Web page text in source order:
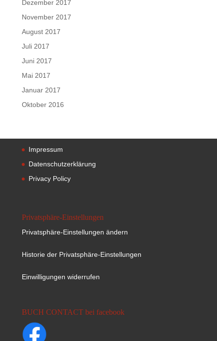
Dezember 2017
November 2017
August 2017
Juli 2017
Juni 2017
Mai 2017
Januar 2017
Oktober 2016
Impressum
Datenschutzerklärung
Privacy Policy
Privatsphäre-Einstellungen
Privatsphäre-Einstellungen ändern
Historie der Privatsphäre-Einstellungen
Einwilligungen widerrufen
BUCH CONTACT bei facebook